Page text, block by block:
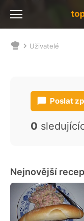
NacházíteUživatelé
Poslat
0
Nejnovější